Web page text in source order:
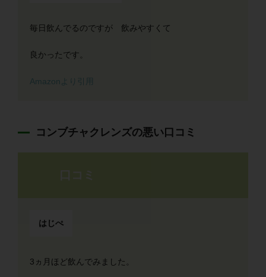
毎日飲んでるのですが 飲みやすくて
良かったです。
Amazonより引用
コンブチャクレンズの悪い口コミ
はじぺ
3ヵ月ほど飲んでみました。